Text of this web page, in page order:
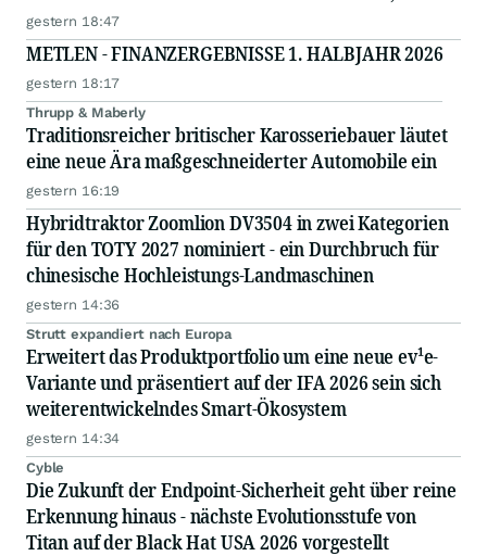
operativen Gesellschaft von Newmark
gestern 18:47
METLEN - FINANZERGEBNISSE 1. HALBJAHR 2026
gestern 18:17
Thrupp & Maberly
Traditionsreicher britischer Karosseriebauer läutet
eine neue Ära maßgeschneiderter Automobile ein
gestern 16:19
Hybridtraktor Zoomlion DV3504 in zwei Kategorien
für den TOTY 2027 nominiert - ein Durchbruch für
chinesische Hochleistungs-Landmaschinen
gestern 14:36
Strutt expandiert nach Europa
Erweitert das Produktportfolio um eine neue ev¹e-
Variante und präsentiert auf der IFA 2026 sein sich
weiterentwickelndes Smart-Ökosystem
gestern 14:34
Cyble
Die Zukunft der Endpoint-Sicherheit geht über reine
Erkennung hinaus - nächste Evolutionsstufe von
Titan auf der Black Hat USA 2026 vorgestellt